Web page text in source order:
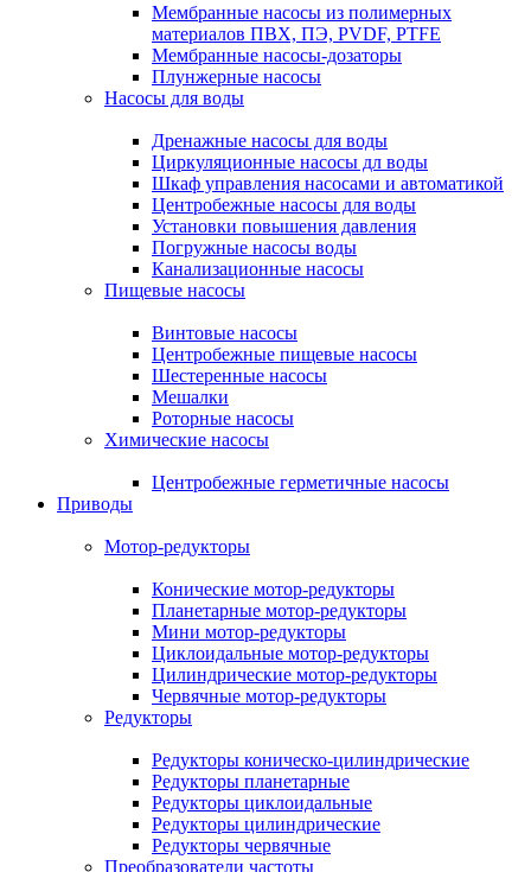
Мембранные насосы из полимерных
материалов ПВХ, ПЭ, PVDF, PTFE
Мембранные насосы-дозаторы
Плунжерные насосы
Насосы для воды
Дренажные насосы для воды
Циркуляционные насосы дл воды
Шкаф управления насосами и автоматикой
Центробежные насосы для воды
Установки повышения давления
Погружные насосы воды
Канализационные насосы
Пищевые насосы
Винтовые насосы
Центробежные пищевые насосы
Шестеренные насосы
Мешалки
Роторные насосы
Химические насосы
Центробежные герметичные насосы
Приводы
Мотор-редукторы
Конические мотор-редукторы
Планетарные мотор-редукторы
Мини мотор-редукторы
Циклоидальные мотор-редукторы
Цилиндрические мотор-редукторы
Червячные мотор-редукторы
Редукторы
Редукторы коническо-цилиндрические
Редукторы планетарные
Редукторы циклоидальные
Редукторы цилиндрические
Редукторы червячные
Преобразователи частоты